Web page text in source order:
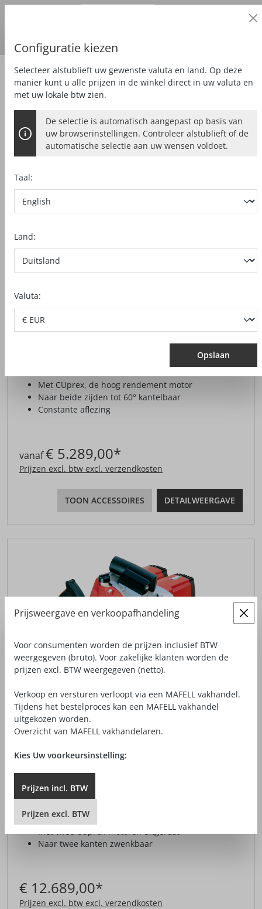
Zagen Timmermans-Kettingzaag
TIMMERMANS-KETTINGZAAG ZSX
Met CUprex, de hoog rendement motor
Naar beide zijden tot 60° kantelbaar
Constante aflezing
vanaf€ 5.289,00*
Prijzen excl. btw excl. verzendkosten
TOON ACCESSOIRES DETAILWEERGAVE
TIMMERMANS-KETTINGZAAG ZSX
TWIN EC
Naar twee kanten zwenkbaar
€ 12.689,00*
Prijzen excl. btw excl. verzendkosten
Prijsweergave en verkoopafhandeling
Voor consumenten worden de prijzen inclusief BTW
weergegeven (bruto). Voor zakelijke klanten worden de
prijzen excl. BTW weergegeven (netto).
Verkoop en versturen verloopt via een MAFELL vakhandel.
Tijdens het bestelproces kan een MAFELL vakhandel
uitgekozen worden.
Overzicht van MAFELL vakhandelaren.
Kies Uw voorkeursinstelling:
Prijzen incl. BTW
Prijzen excl. BTW
Configuratie kiezen
Selecteer alstublieft uw gewenste valuta en land. Op deze
manier kunt u alle prijzen in de winkel direct in uw valuta en
met uw lokale btw zien.
De selectie is automatisch aangepast op basis van
uw browserinstellingen. Controleer alstublieft of de
automatische selectie aan uw wensen voldoet.
Taal:
Land:
Valuta:
Opslaan